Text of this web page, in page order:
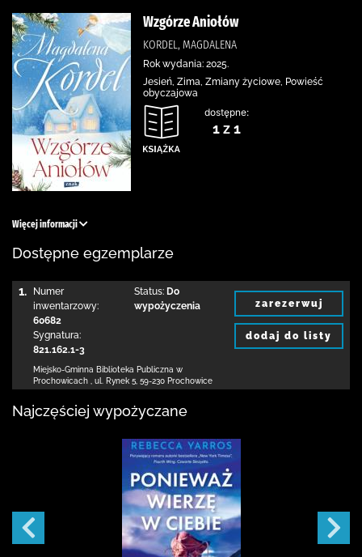
Wzgórze Aniołów
KORDEL, MAGDALENA
Rok wydania: 2025.
Jesień, Zima, Zmiany życiowe, Powieść
obyczajowa
dostępne:
1 z 1
Więcej informacji
Dostępne egzemplarze
1.
Numer
inwentarzowy:
60682
Sygnatura:
821.162.1-3
Status: Do
wypożyczenia
Miejsko-Gminna Biblioteka Publiczna w
Prochowicach
ul. Rynek 5 59-230 Prochowice
zarezerwuj
dodaj do listy
Najczęściej wypożyczane